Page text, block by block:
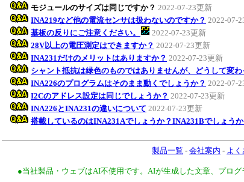
モジュールのサイズは同じですか？ 2022-07-23更新
INA219など他の電流センサは扱わないのですか？ 2022-07-
基板の反りにご注意ください。
2022-07-23更新
28V以上の電圧測定はできますか？ 2022-07-23更新
INA231だけのメリットはありますか？ 2022-07-23更新
シャント抵抗は緑色のものではありませんが、どうして変わ
INA226のプログラムはそのまま動くでしょうか？ 2022-07-
I2Cのアドレス設定は同じでしょうか？ 2022-07-23更新
INA226とINA231の違いについて 2022-07-23更新
搭載しているのはINA231Aでしょうか？INA231Bでしょうか
製品一覧 - 会社案内 - よく
●当社製品・ウェブはAI不使用です。AIが生成した文章、プロ